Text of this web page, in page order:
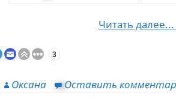
Читать
3
Оксана Оставить